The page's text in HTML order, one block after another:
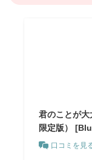
君のことが
限定版）
口コミを見